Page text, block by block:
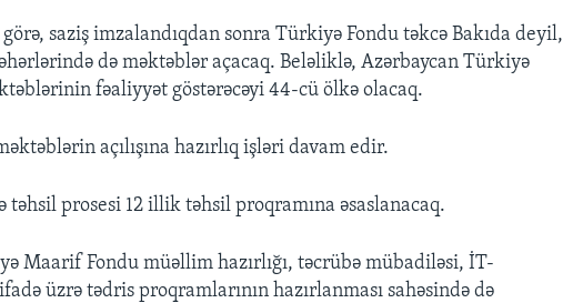
saziş imzalandıqdan sonra Türkiyə Fondu təkcə Bakıda deyil,
də məktəblər açacaq. Beləliklə, Azərbaycan Türkiyə
fəaliyyət göstərəcəyi 44-cü ölkə olacaq.
açılışına hazırlıq işləri davam edir.
təhsil prosesi 12 illik təhsil proqramına əsaslanacaq.
Maarif Fondu müəllim hazırlığı, təcrübə mübadiləsi, İT-
üzrə tədris proqramlarının hazırlanması sahəsində də